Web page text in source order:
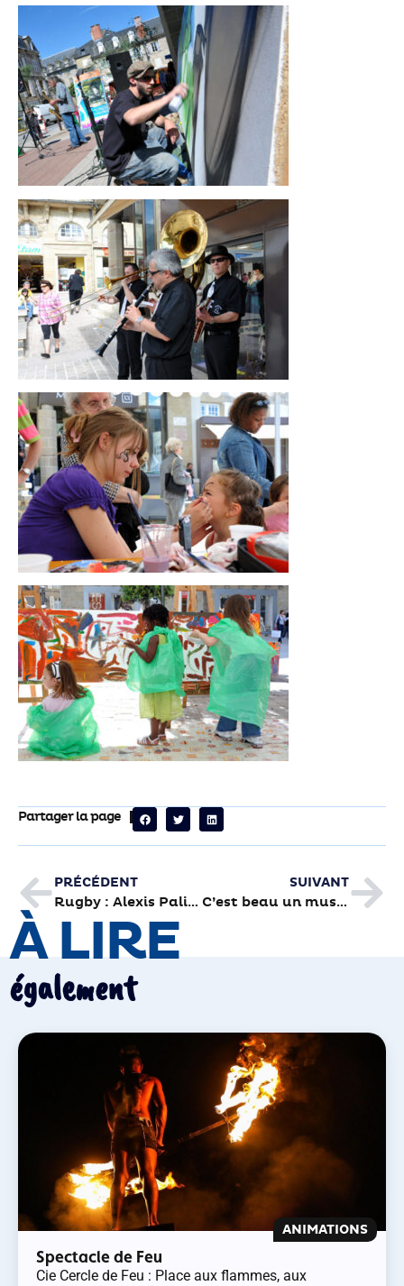
Partager la page
PRÉCÉDENT
Rugby : Alexis Palisson avec l’équipe de France
SUIVANT
C’est beau un musée la nuit…
À LIRE
également
ANIMATIONS
Spectacle de Feu
Cie Cercle de Feu : Place aux flammes, aux